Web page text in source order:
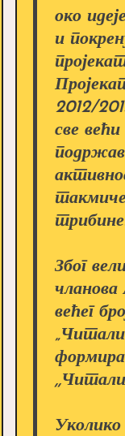
око
и
2012/
све
Због
већег